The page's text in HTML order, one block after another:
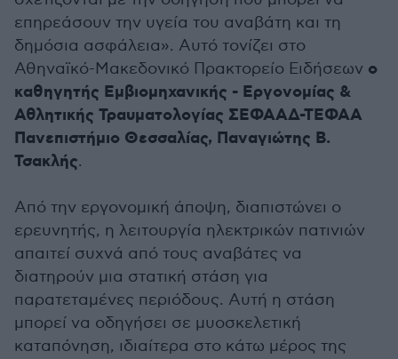
επηρεάσουν την υγεία του αναβάτη και τη
δημόσια ασφάλεια». Αυτό τονίζει στο
Αθηναϊκό-Μακεδονικό Πρακτορείο Ειδήσεων ο
καθηγητής Εμβιομηχανικής - Εργονομίας &
Αθλητικής Τραυματολογίας ΣΕΦΑΑΔ-ΤΕΦΑΑ
Πανεπιστήμιο Θεσσαλίας, Παναγιώτης Β.
Τσακλής.
Από την εργονομική άποψη, διαπιστώνει ο
ερευνητής, η λειτουργία ηλεκτρικών πατινιών
απαιτεί συχνά από τους αναβάτες να
διατηρούν μια στατική στάση για
παρατεταμένες περιόδους. Αυτή η στάση
μπορεί να οδηγήσει σε μυοσκελετική
καταπόνηση, ιδιαίτερα στο κάτω μέρος της